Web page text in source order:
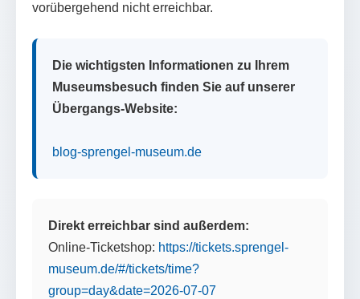
vorübergehend nicht erreichbar.
Die wichtigsten Informationen zu Ihrem
Museumsbesuch finden Sie auf unserer
Übergangs-Website:
blog-sprengel-museum.de
Direkt erreichbar sind außerdem:
Online-Ticketshop: https://tickets.sprengel-
museum.de/#/tickets/time?
group=day&date=2026-07-07